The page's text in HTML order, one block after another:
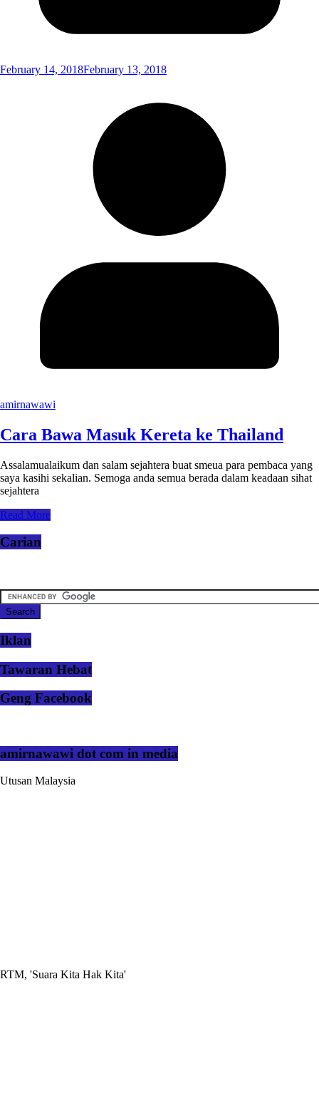
February 14, 2018February 13, 2018
amirnawawi
Cara Bawa Masuk Kereta ke Thailand
Assalamualaikum dan salam sejahtera buat smeua para pembaca yang
saya kasihi sekalian. Semoga anda semua berada dalam keadaan sihat
sejahtera
Read More
Carian
Iklan
Tawaran Hebat
Geng Facebook
amirnawawi dot com in media
Utusan Malaysia
RTM, 'Suara Kita Hak Kita'